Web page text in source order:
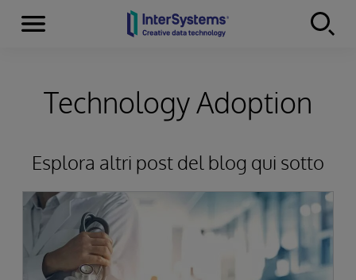
Skip to content
Menu
Technology Adoption
Esplora altri post del blog qui sotto